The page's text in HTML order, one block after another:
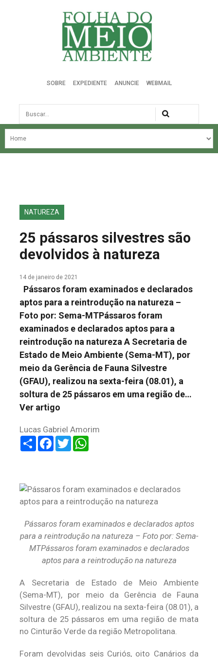
Folha do Meio Ambiente
SOBRE EXPEDIENTE ANUNCIE WEBMAIL
Busca
NOSSA HISTÓRIA
EDIÇÕES ANTERIORES
FALE CONOSCO
NATUREZA
25 pássaros silvestres são
devolvidos à natureza
14 de janeiro de 2021
Pássaros foram examinados e declarados
aptos para a reintrodução na natureza –
Foto por: Sema-MTPássaros foram
examinados e declarados aptos para a
reintrodução na natureza A Secretaria de
Estado de Meio Ambiente (Sema-MT), por
meio da Gerência de Fauna Silvestre
(GFAU), realizou na sexta-feira (08.01), a
soltura de 25 pássaros em uma região de…
Ver artigo
Lucas Gabriel Amorim
ShareFacebook
Twitter
Pássaros foram examinados e declarados aptos
para a reintrodução na natureza – Foto por: Sema-
MTPássaros foram examinados e declarados
aptos para a reintrodução na natureza
A Secretaria de Estado de Meio Ambiente
(Sema-MT), por meio da Gerência de Fauna
Silvestre (GFAU), realizou na sexta-feira (08.01), a
soltura de 25 pássaros em uma região de mata
no Cinturão Verde da região Metropolitana.
Foram devolvidas seis Curiós, oito Canários da